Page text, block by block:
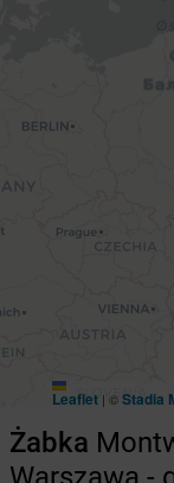
Leaflet | ©Stadia
Żabka